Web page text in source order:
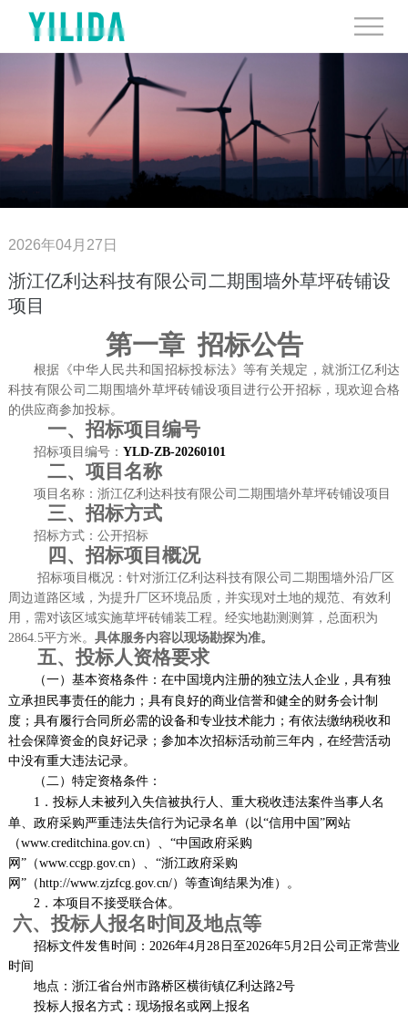
2026年04月27日
浙江亿利达科技有限公司二期围墙外草坪砖铺设
项目
第一章 招标公告
根据《中华人民共和国招标投标法》等有关规定，就浙江亿利达
科技有限公司二期围墙外草坪砖铺设项目进行公开招标， 现欢迎合格
的供应商参加投标。
一、 招标项目编号
招标项目编号： YLD-ZB-20260101
二、 项目名称
项目名称：浙江亿利达科技有限公司二期围墙外草坪砖铺设项目
三、 招标方式
招标方式：公开招标
四、招标项目概况
招标项目概况：针对浙江亿利达科技有限公司二期围墙外沿厂区
周边道路区域，为提升厂区环境品质，并实现对土地的规范、有效利
用，需对该区域实施草坪砖铺装工程。经实地勘测测算，总面积为
2864.5平方米。 具体服务内容以现场勘探为准。
五、投标人资格要求
（一） 基本资格条件：在中国境内注册的独立法人企业，具有独
立承担民事责任的能力；具有良好的商业信誉和健全的财务会计制
度；具有履行合同所必需的设备和专业技术能力；有依法缴纳税收和
社会保障资金的良好记录；参加本次招标活动前三年内，在经营活动
中没有重大违法记录。
（二） 特定资格条件：
1． 投标人未被列入失信被执行人、重大税收违法案件当事人名
单、政府采购严重违法失信行为记录名单（以“信用中国”网站
（www.creditchina.gov.cn）、“中国政府采购
网”（www.ccgp.gov.cn）、“浙江政府采购
网”（http://www.zjzfcg.gov.cn/）等查询结果为准）。
2． 本项目不接受联合体。
六、投标人报名时间及地点等
招标文件发售时间： 2026年4 月 28 日至2026年5 月 2 日 公司正常营业
时间
地点： 浙江省台州市路桥区横街镇亿利达路2号
投标人报名方式：现场报名或网上报名